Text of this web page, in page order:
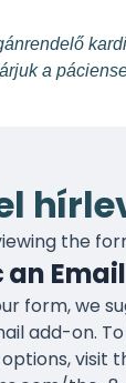
a
the
an
form, we
add-on.
visit